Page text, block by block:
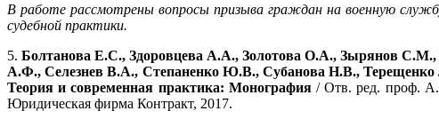
В работе рассмотрены вопросы призыва граждан на военную
судебной практики.
5. Болтанова Е.С., Здоровцева А.А., Золотова О.А., Зырянов
А.Ф., Селезнев В.А., Степаненко Ю.В., Субанова Н.В.,
Теория и современная практика: Монография/ Отв. ред. проф.
Юридическая фирма Контракт, 2017.